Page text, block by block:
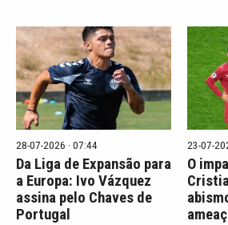
28-07-2026 · 07:44
Da Liga de Expansão para
a Europa: Ivo Vázquez
assina pelo Chaves de
Portugal
23-07-
O